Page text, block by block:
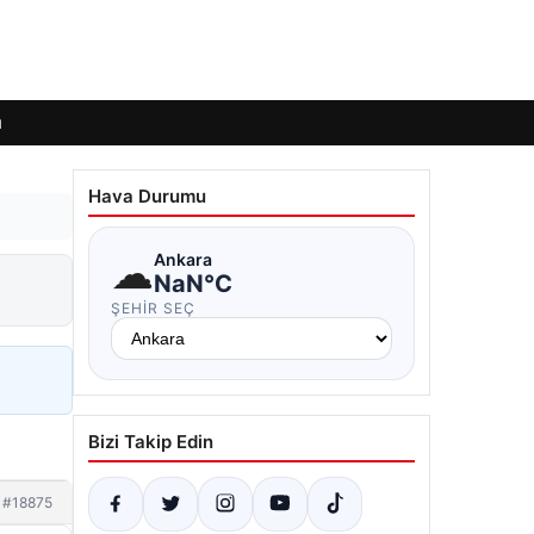
#18875
Hava Durumu
☁Ankara
NaN°C
ŞEHIR SEÇ
Bizi Takip Edin